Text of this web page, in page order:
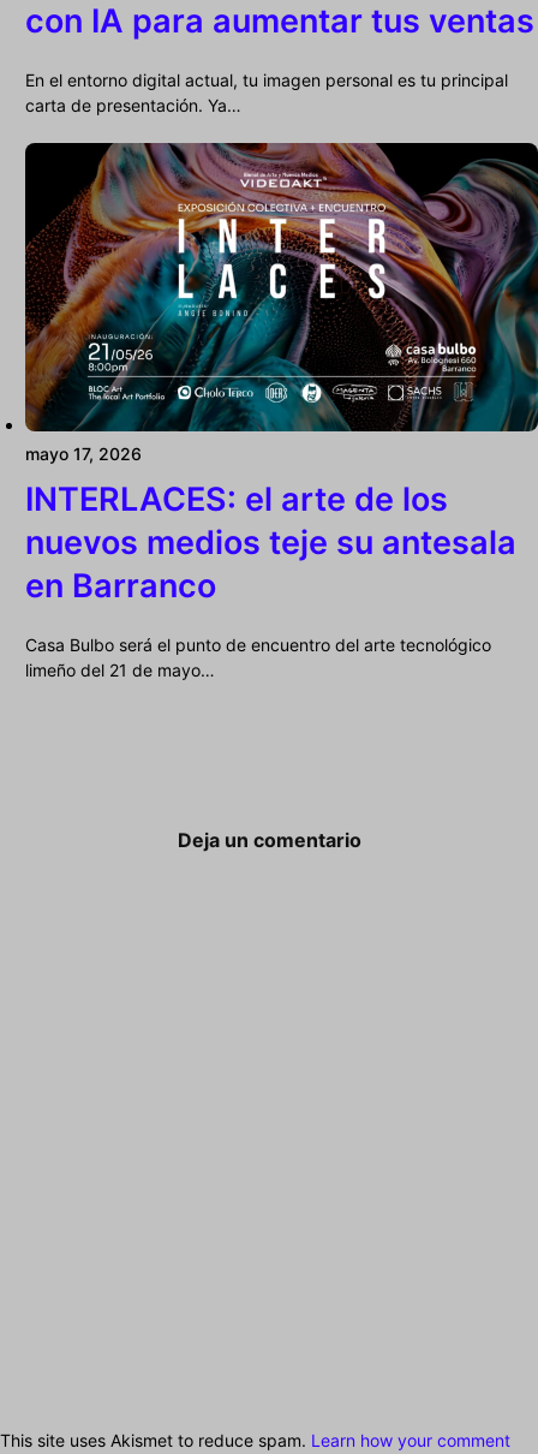
con IA para aumentar tus ventas
En el entorno digital actual, tu imagen personal es tu principal
carta de presentación. Ya…
mayo 17, 2026
INTERLACES: el arte de los
nuevos medios teje su antesala
en Barranco
Casa Bulbo será el punto de encuentro del arte tecnológico
limeño del 21 de mayo…
Deja un comentario
This site uses Akismet to reduce spam. Learn how your comment